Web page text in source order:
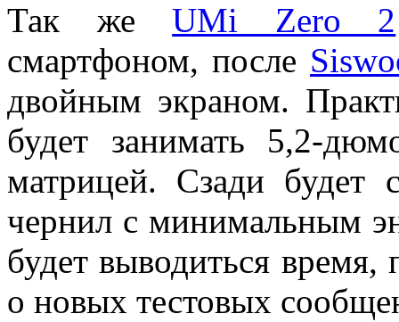
Так жеUMi Zero 2
смартфоном, после
двойным экраном.
будет занимать 5,2-
матрицей. Сзади будет
чернил с минимальным
будет выводиться
о новых тестовых